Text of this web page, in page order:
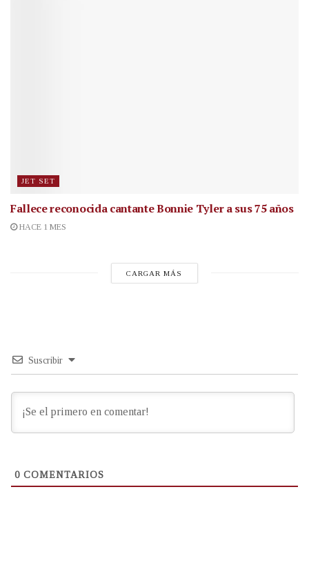
JET SET
Fallece reconocida cantanteBonnie Tyler a sus 75 años
HACE 1 MES
CARGAR MÁS
Suscribir
0 COMENTARIOS